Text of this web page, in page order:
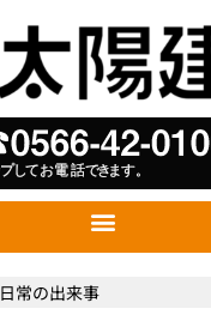
日常の出来事